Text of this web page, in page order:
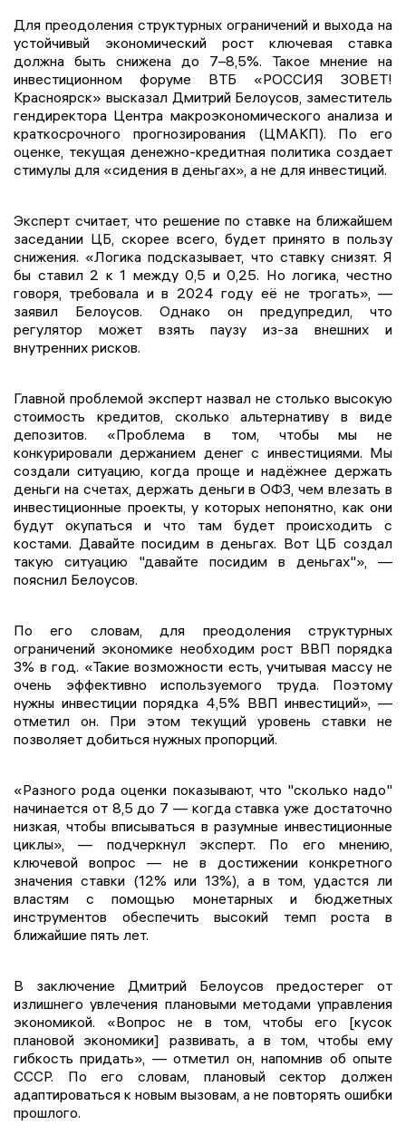
Для преодоления структурных ограничений и выхода на
устойчивый экономический рост ключевая ставка
должна быть снижена до 7–8,5%. Такое мнение на
инвестиционном форуме ВТБ «РОССИЯ ЗОВЕТ!
Красноярск» высказал Дмитрий Белоусов, заместитель
гендиректора Центра макроэкономического анализа и
краткосрочного прогнозирования (ЦМАКП). По его
оценке, текущая денежно-кредитная политика создает
стимулы для «сидения в деньгах», а не для инвестиций.
Эксперт считает, что решение по ставке на ближайшем
заседании ЦБ, скорее всего, будет принято в пользу
снижения. «Логика подсказывает, что ставку снизят. Я
бы ставил 2 к 1 между 0,5 и 0,25. Но логика, честно
говоря, требовала и в 2024 году её не трогать», —
заявил Белоусов. Однако он предупредил, что
регулятор может взять паузу из-за внешних и
внутренних рисков.
Главной проблемой эксперт назвал не столько высокую
стоимость кредитов, сколько альтернативу в виде
депозитов. «Проблема в том, чтобы мы не
конкурировали держанием денег с инвестициями. Мы
создали ситуацию, когда проще и надёжнее держать
деньги на счетах, держать деньги в ОФЗ, чем влезать в
инвестиционные проекты, у которых непонятно, как они
будут окупаться и что там будет происходить с
костами. Давайте посидим в деньгах. Вот ЦБ создал
такую ситуацию "давайте посидим в деньгах"», —
пояснил Белоусов.
По его словам, для преодоления структурных
ограничений экономике необходим рост ВВП порядка
3% в год. «Такие возможности есть, учитывая массу не
очень эффективно используемого труда. Поэтому
нужны инвестиции порядка 4,5% ВВП инвестиций», —
отметил он. При этом текущий уровень ставки не
позволяет добиться нужных пропорций.
«Разного рода оценки показывают, что "сколько надо"
начинается от 8,5 до 7 — когда ставка уже достаточно
низкая, чтобы вписываться в разумные инвестиционные
циклы», — подчеркнул эксперт. По его мнению,
ключевой вопрос — не в достижении конкретного
значения ставки (12% или 13%), а в том, удастся ли
властям с помощью монетарных и бюджетных
инструментов обеспечить высокий темп роста в
ближайшие пять лет.
В заключение Дмитрий Белоусов предостерег от
излишнего увлечения плановыми методами управления
экономикой. «Вопрос не в том, чтобы его [кусок
плановой экономики] развивать, а в том, чтобы ему
гибкость придать», — отметил он, напомнив об опыте
СССР. По его словам, плановый сектор должен
адаптироваться к новым вызовам, а не повторять ошибки
прошлого.